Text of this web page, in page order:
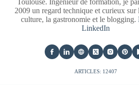
Toulouse. Ingénieur de formation, je
2009 un regard technique et curieux sur
culture, la gastronomie et le blogging.
LinkedIn
ARTICLES: 12407